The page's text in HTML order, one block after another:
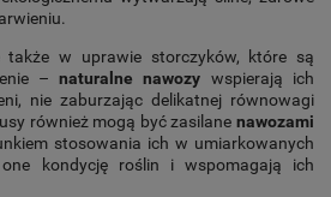
także w uprawie storczyków, które są
–naturalne nawozy wspierają ich
nie zaburzając delikatnej równowagi
również mogą być zasilane nawozami
stosowania ich w umiarkowanych
kondycję roślin i wspomagają ich